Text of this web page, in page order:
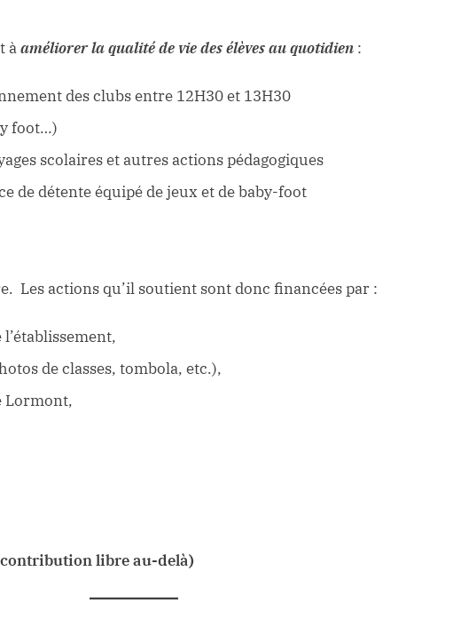
àaméliorer la qualité de vie des élèves au quotidien :
des clubs entre 12H30 et 13H30
foot…)
scolaires et autres actions pédagogiques
de détente équipé de jeux et de baby-foot
Les actions qu’il soutient sont donc financées par :
l’établissement,
de classes, tombola, etc.),
Lormont,
libre au-delà)